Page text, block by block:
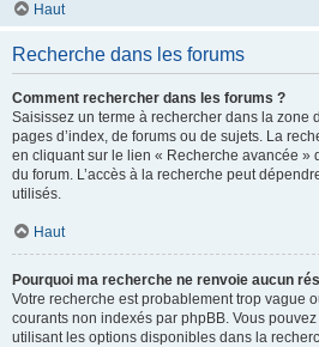
Haut
Recherche dans les forums
Comment rechercher dans les forums ?
Saisissez un terme à rechercher dans la zone
pages d’index, de forums ou de sujets. La
en cliquant sur le lien « Recherche avancée »
du forum. L’accès à la recherche peut
utilisés.
Haut
Pourquoi ma recherche ne renvoie aucun
Votre recherche est probablement trop vague
courants non indexés par phpBB. Vous
utilisant les options disponibles dans la